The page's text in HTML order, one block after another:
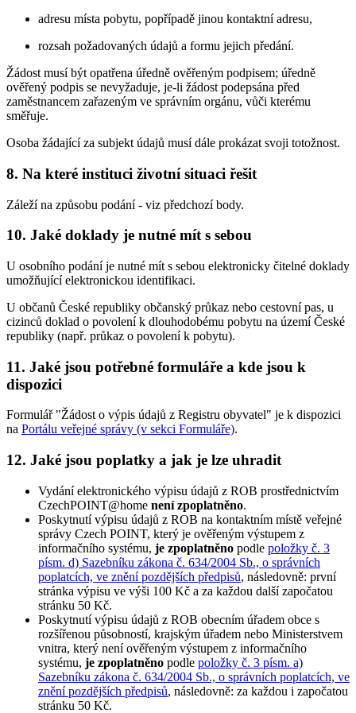
adresu místa pobytu, popřípadě jinou kontaktní adresu,
rozsah požadovaných údajů a formu jejich předání.
Žádost musí být opatřena úředně ověřeným podpisem; úředně
ověřený podpis se nevyžaduje, je-li žádost podepsána před
zaměstnancem zařazeným ve správním orgánu, vůči kterému
směřuje.
Osoba žádající za subjekt údajů musí dále prokázat svoji totožnost.
8. Na které instituci životní situaci řešit
Záleží na způsobu podání - viz předchozí body.
10. Jaké doklady je nutné mít s sebou
U osobního podání je nutné mít s sebou elektronicky čitelné doklady
umožňující elektronickou identifikaci.
U občanů České republiky občanský průkaz nebo cestovní pas, u
cizinců doklad o povolení k dlouhodobému pobytu na území České
republiky (např. průkaz o povolení k pobytu).
11. Jaké jsou potřebné formuláře a kde jsou k
dispozici
Formulář "Žádost o výpis údajů z Registru obyvatel" je k dispozici
na Portálu veřejné správy (v sekci Formuláře).
12. Jaké jsou poplatky a jak je lze uhradit
Vydání elektronického výpisu údajů z ROB prostřednictvím
CzechPOINT@home není zpoplatněno.
Poskytnutí výpisu údajů z ROB na kontaktním místě veřejné
správy Czech POINT, který je ověřeným výstupem z
informačního systému, je zpoplatněno podle položky č. 3
písm. d) Sazebníku zákona č. 634/2004 Sb., o správních
poplatcích, ve znění pozdějších předpisů, následovně: první
stránka výpisu ve výši 100 Kč a za každou další započatou
stránku 50 Kč.
Poskytnutí výpisu údajů z ROB obecním úřadem obce s
rozšířenou působností, krajským úřadem nebo Ministerstvem
vnitra, který není ověřeným výstupem z informačního
systému, je zpoplatněno podle položky č. 3 písm. a)
Sazebníku zákona č. 634/2004 Sb., o správních poplatcích, ve
znění pozdějších předpisů, následovně: za každou i započatou
stránku 50 Kč.